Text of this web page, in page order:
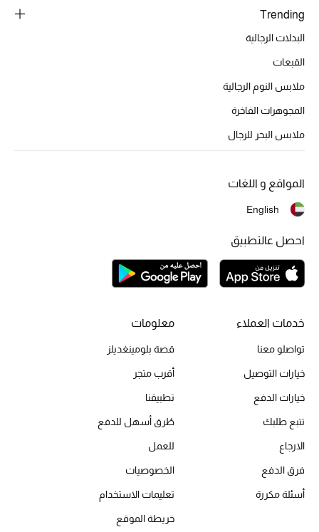
الموسم الجديد
الحقائب النسائية
حقائب رجالية
أبرز المصممين
أبرز الحقائب
الموسم الجديد
تشكيلة الأحذية
الأحذية الرجالية
أحذية للأطفال
Trending
البدلات الرجالية
القبعات
ملابس النوم الرجالية
المجوهرات الفاخرة
ملابس البحر للرجال
خدمات العملاء
تواصلو معنا
خيارات التوصيل
خيارات الدفع
تتبع طلبك
الارجاع
فرق الدفع
أسئلة مكررة
معلومات
قصة بلومينغديلز
أقرب متجر
تطبيقنا
طُرق أسهل للدفع
للعمل
الخصوصيات
تعليمات الاستخدام
خريطة الموقع
المواقع و اللغات
English
احصل عالتطبيق